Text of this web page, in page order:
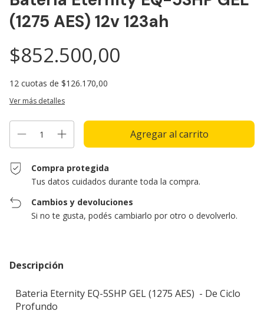
(1275 AES) 12v 123ah
$852.500,00
12 cuotas de $126.170,00
Ver más detalles
Compra protegida
Tus datos cuidados durante toda la compra.
Cambios y devoluciones
Si no te gusta, podés cambiarlo por otro o devolverlo.
Descripción
Bateria Eternity EQ-5SHP GEL (1275 AES) - De Ciclo
Profundo